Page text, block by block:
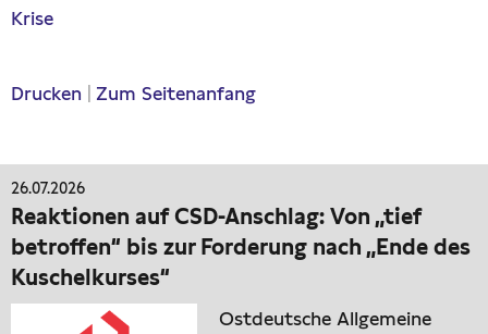
Krise
Drucken Zum Seitenanfang
26.07.2026
Reaktionen auf CSD-Anschlag: Von „tief
betroffen“ bis zur Forderung nach „Ende des
Kuschelkurses“
Ostdeutsche Allgemeine